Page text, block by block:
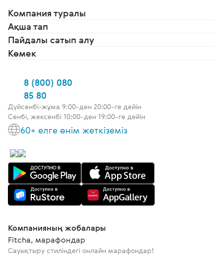
Компания туралы
Ақша тап
Пайдалы сатып алу
Көмек
8 (800) 080
85 80
Дүйсенбі-жұма 9:00-ден 20:00-ге дейін
Сенбі, жексенбі 10:00-ден 19:00-ге дейін
60+ елге өнім жеткіземіз
Компанияның жобалары
Fitcha, марафондар
Сауықтыру стиліндегі онлайн марафондар!